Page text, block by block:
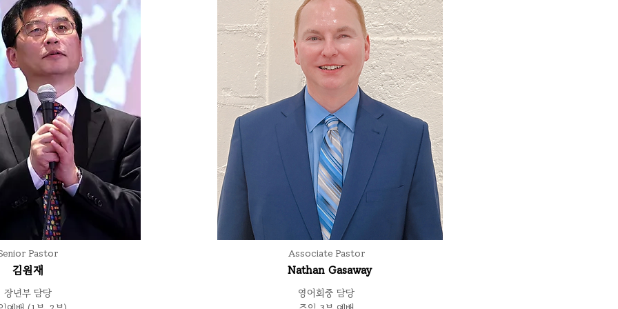
Pastor
김원재
장년부 담당
Associate Pastor
Nathan Gasaway
​영어회중 담당